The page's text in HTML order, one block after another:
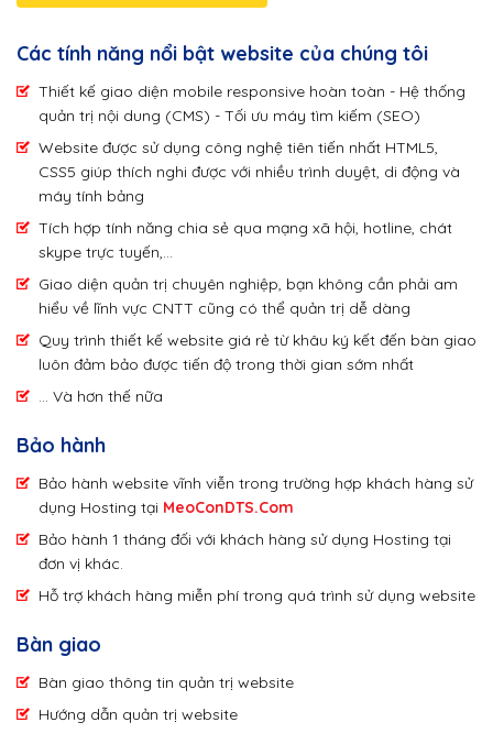
Các tính năng nổi bật website của chúng tôi
Thiết kế giao diện mobile responsive hoàn toàn - Hệ thống
quản trị nội dung (CMS) - Tối ưu máy tìm kiếm (SEO)
Website được sử dụng công nghệ tiên tiến nhất HTML5,
CSS5 giúp thích nghi được với nhiều trình duyệt, di động và
máy tính bảng
Tích hợp tính năng chia sẻ qua mạng xã hội, hotline, chát
skype trực tuyến,...
Giao diện quản trị chuyên nghiệp, bạn không cần phải am
hiểu về lĩnh vực CNTT cũng có thể quản trị dễ dàng
Quy trình thiết kế website giá rẻ từ khâu ký kết đến bàn giao
luôn đảm bảo được tiến độ trong thời gian sớm nhất
... Và hơn thế nữa
Bảo hành
Bảo hành website vĩnh viễn trong trường hợp khách hàng sử
dụng Hosting tại MeoConDTS.Com
Bảo hành 1 tháng đối với khách hàng sử dụng Hosting tại
đơn vị khác.
Hỗ trợ khách hàng miễn phí trong quá trình sử dụng website
Bàn giao
Bàn giao thông tin quản trị website
Hướng dẫn quản trị website